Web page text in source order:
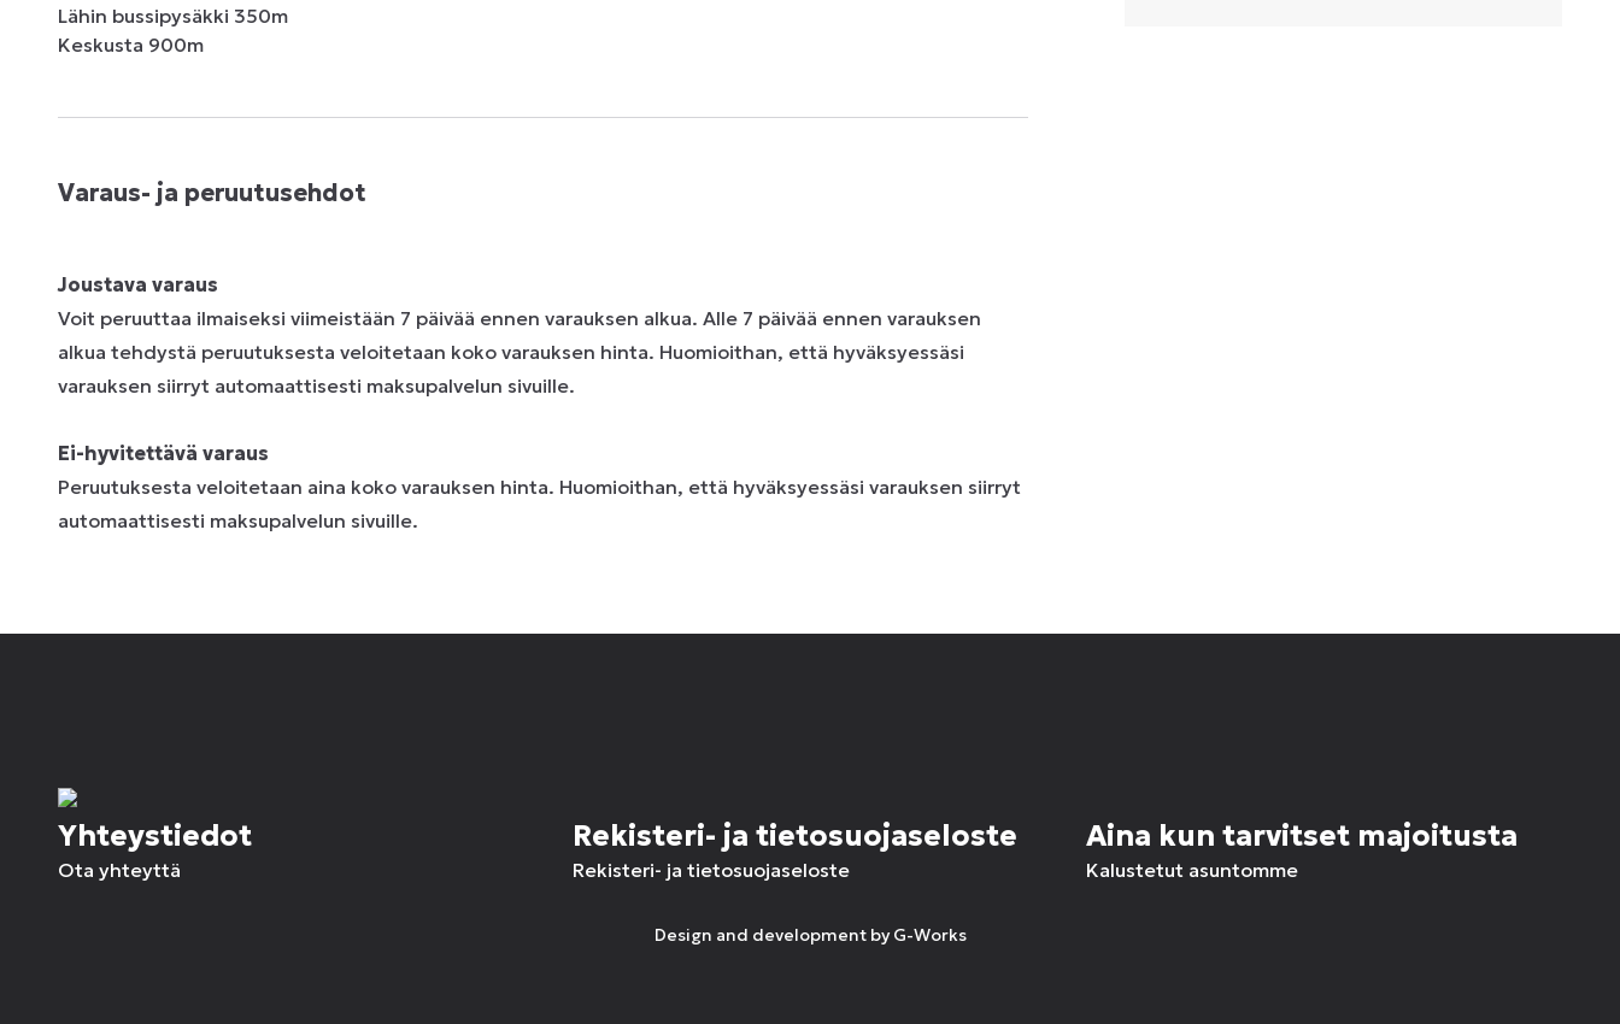
Lähin bussipysäkki 350m
Keskusta 900m
Varaus- ja peruutusehdot
Joustava varaus
Voit peruuttaa ilmaiseksi viimeistään 7 päivää ennen varauksen alkua. Alle 7 päivää ennen varauksen
alkua tehdystä peruutuksesta veloitetaan koko varauksen hinta. Huomioithan, että hyväksyessäsi
varauksen siirryt automaattisesti maksupalvelun sivuille.
Ei-hyvitettävä varaus
Peruutuksesta veloitetaan aina koko varauksen hinta. Huomioithan, että hyväksyessäsi varauksen siirryt
automaattisesti maksupalvelun sivuille.
Yhteystiedot
Ota yhteyttä
Rekisteri- ja tietosuojaseloste
Rekisteri- ja tietosuojaseloste
Aina kun tarvitset majoitusta
Kalustetut asuntomme
Design and development by G-Works